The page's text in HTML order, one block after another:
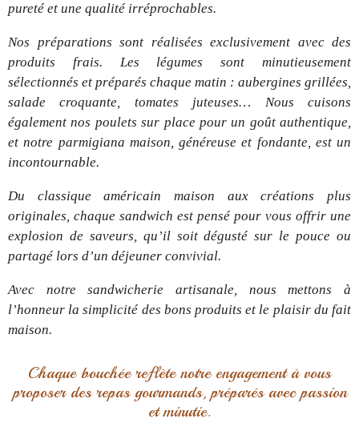
pureté et une qualité irréprochables.
Nos préparations sont réalisées exclusivement avec des
produits frais. Les légumes sont minutieusement
sélectionnés et préparés chaque matin : aubergines grillées,
salade croquante, tomates juteuses… Nous cuisons
également nos poulets sur place pour un goût authentique,
et notre parmigiana maison, généreuse et fondante, est un
incontournable.
Du classique américain maison aux créations plus
originales, chaque sandwich est pensé pour vous offrir une
explosion de saveurs, qu’il soit dégusté sur le pouce ou
partagé lors d’un déjeuner convivial.
Avec notre sandwicherie artisanale, nous mettons à
l’honneur la simplicité des bons produits et le plaisir du fait
maison.
Chaque bouchée reflète notre engagement à vous
proposer des repas gourmands, préparés avec passion
et minutie.